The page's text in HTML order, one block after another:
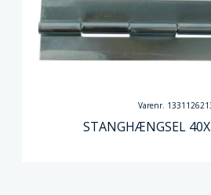
Varenr.
STANGHÆNGSEL